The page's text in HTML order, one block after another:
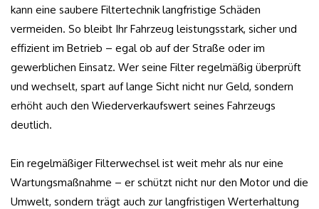
kann eine saubere Filtertechnik langfristige Schäden
vermeiden. So bleibt Ihr Fahrzeug leistungsstark, sicher und
effizient im Betrieb – egal ob auf der Straße oder im
gewerblichen Einsatz. Wer seine Filter regelmäßig überprüft
und wechselt, spart auf lange Sicht nicht nur Geld, sondern
erhöht auch den Wiederverkaufswert seines Fahrzeugs
deutlich.
Ein regelmäßiger Filterwechsel ist weit mehr als nur eine
Wartungsmaßnahme – er schützt nicht nur den Motor und die
Umwelt, sondern trägt auch zur langfristigen Werterhaltung